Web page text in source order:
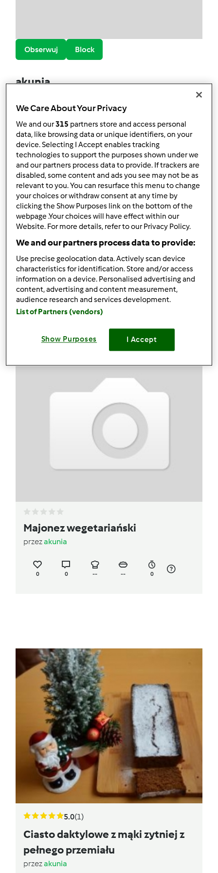
Obserwuj Block
akunia
4
Który model Thermomix ® posiadasz?
Thermomix ® TM 21
Najlepszy przepis
Ciasto daktylowe z mąki zytniej z pełnego
przemiału
Najczęściej komentowany przepis
Komentarze
53
Przepisy(3)
Dodaj nowy przepis
Majonez wegetariański
przezakunia
0 0 -- -- 0
5.0(1)
Ciasto daktylowe z mąki zytniej z
pełnego przemiału
przezakunia
We Care About Your Privacy
We and our315 partners store and access personal
data, like browsing data or unique identifiers, on your
device. Selecting I Accept enables tracking
technologies to support the purposes shown under we
and our partners process data to provide. If trackers are
disabled, some content and ads you see may not be as
relevant to you. You can resurface this menu to change
your choices or withdraw consent at any time by
clicking the Show Purposes link on the bottom of the
webpage .Your choices will have effect within our
Website. For more details, refer to our Privacy Policy.
We and our partners process data to provide:
Use precise geolocation data. Actively scan device
characteristics for identification. Store and/or access
information on a device. Personalised advertising and
content, advertising and content measurement,
audience research and services development.
List of Partners (vendors)
Show Purposes I Accept